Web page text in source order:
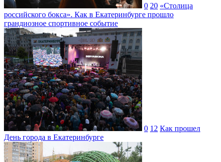
0 20 «Столица
российского бокса». Как в Екатеринбурге прошло
грандиозное спортивное событие
0 12 Как прошел
День города в Екатеринбурге